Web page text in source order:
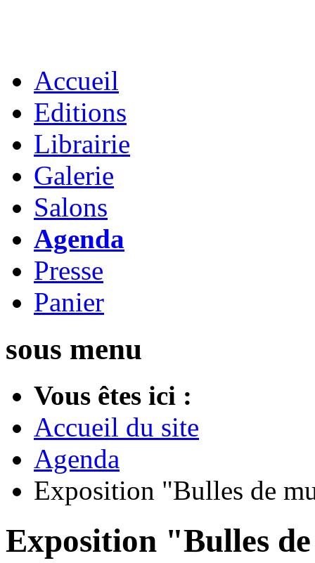
Accueil
Editions
Librairie
Galerie
Salons
Agenda
Presse
Panier
sous menu
Vous êtes ici :
Accueil du site
Agenda
Exposition "Bulles de
Exposition "Bulles